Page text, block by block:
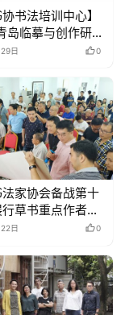
协书法培训中心】
岛临摹与创作研修
事（8月14-18日，
日 0
家协会备战第十
草书重点作者看
举行
日 0